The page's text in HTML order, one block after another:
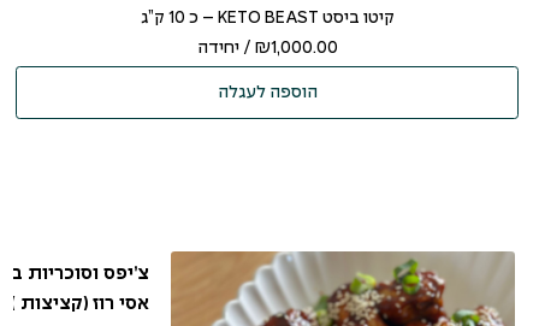
קיטו ביסט KETO BEAST – כ 10 ק”ג
₪1,000.00 / יחידה
הוספה לעגלה
צ’יפס וסוכריות
אסי רוז (קציצות )